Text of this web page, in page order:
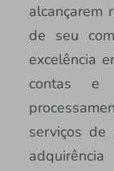
alcançarem
de seu
excelência
contas e
serviços de